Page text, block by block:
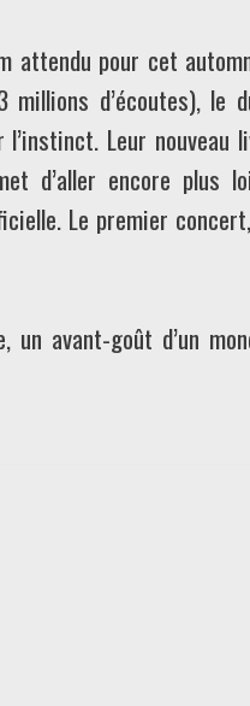
attendu pour cet
d’écoutes), le
Leur nouveau
d’aller encore plus
Le premier
avant-goût d’un